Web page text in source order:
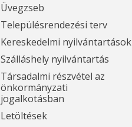
Üvegzseb
Településrendezési terv
Kereskedelmi nyilvántartások
Szálláshely nyilvántartás
Társadalmi részvétel az
önkormányzati
jogalkotásban
Letöltések